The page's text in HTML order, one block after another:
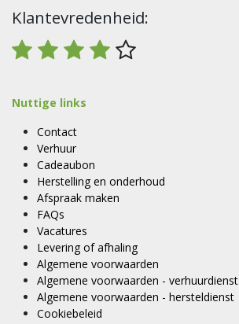
Klantevredenheid:
Nuttige links
Contact
Verhuur
Cadeaubon
Herstelling en onderhoud
Afspraak maken
FAQs
Vacatures
Levering of afhaling
Algemene voorwaarden
Algemene voorwaarden - verhuurdienst
Algemene voorwaarden - hersteldienst
Cookiebeleid